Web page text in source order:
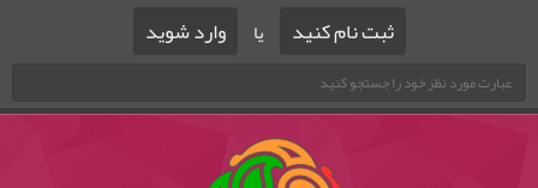
ثبت نام کنید یا وارد شوید